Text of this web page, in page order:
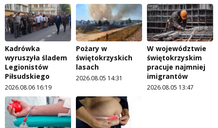
Kadrówka
wyruszyła śladem
Legionistów
Piłsudskiego
2026.08.06 16:19
Pożary w
świętokrzyskich
lasach
2026.08.05 14:31
W województwie
świętokrzyskim
pracuje najmniej
imigrantów
2026.08.05 13:47